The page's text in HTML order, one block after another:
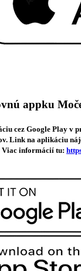
appku
cez Google Play v
Link na aplikáciu
Viac informácií tu: